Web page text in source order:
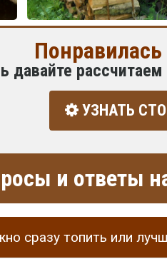
давайте
УЗНАТЬ
и ответы
сразу топить или